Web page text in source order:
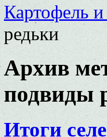
Картофель
редьки
Архив
подвиды
Итоги